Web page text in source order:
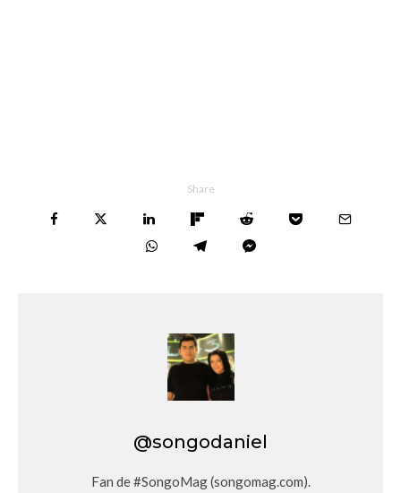
Share
@songodaniel
Fan de #SongoMag (songomag.com).